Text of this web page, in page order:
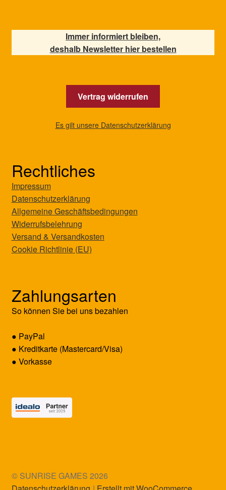
Immer informiert bleiben,
deshalb Newsletter hier bestellen
Vertrag widerrufen
Es gilt unsere Datenschutzerklärung
Rechtliches
Impressum
Datenschutzerklärung
Allgemeine Geschäftsbedingungen
Widerrufsbelehrung
Versand & Versandkosten
Cookie Richtlinie (EU)
Zahlungsarten
So können Sie bei uns bezahlen
● PayPal
● Kreditkarte (Mastercard/Visa)
● Vorkasse
© SUNRISE GAMES 2026